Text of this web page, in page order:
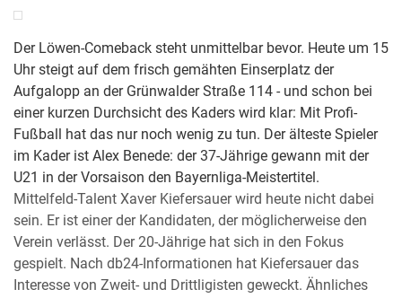
Der Löwen-Comeback steht unmittelbar bevor. Heute um 15
Uhr steigt auf dem frisch gemähten Einserplatz der
Aufgalopp an der Grünwalder Straße 114 - und schon bei
einer kurzen Durchsicht des Kaders wird klar: Mit Profi-
Fußball hat das nur noch wenig zu tun. Der älteste Spieler
im Kader ist Alex Benede: der 37-Jährige gewann mit der
U21 in der Vorsaison den Bayernliga-Meistertitel.
Mittelfeld-Talent Xaver Kiefersauer wird heute nicht dabei
sein. Er ist einer der Kandidaten, der möglicherweise den
Verein verlässt. Der 20-Jährige hat sich in den Fokus
gespielt. Nach db24-Informationen hat Kiefersauer das
Interesse von Zweit- und Drittligisten geweckt. Ähnliches